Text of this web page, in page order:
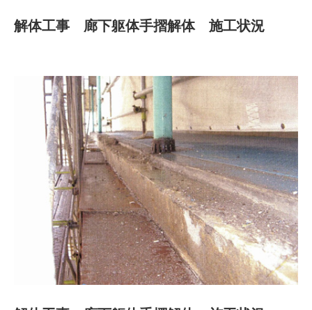
解体工事 廊下躯体手摺解体 施工状況